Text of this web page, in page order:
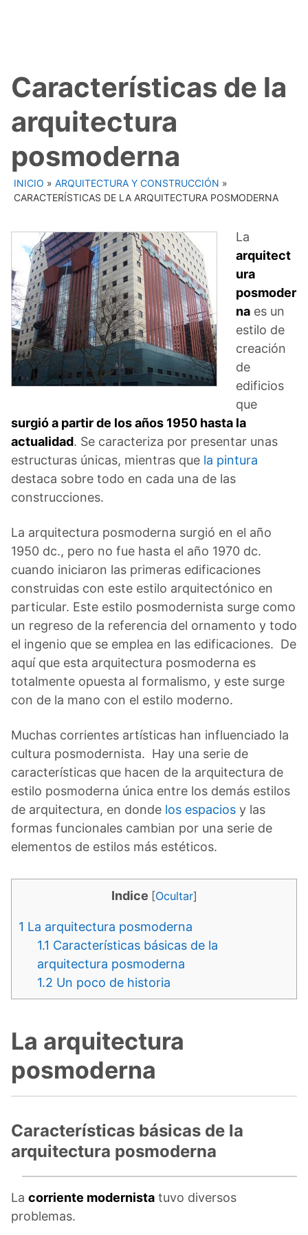
Características de la
arquitectura
posmoderna
INICIO » ARQUITECTURA Y CONSTRUCCIÓN »
CARACTERÍSTICAS DE LA ARQUITECTURA POSMODERNA
La
arquitect
ura
posmoder
na es un
estilo de
creación
de
edificios
que
surgió a partir de los años 1950 hasta la
actualidad. Se caracteriza por presentar unas
estructuras únicas, mientras que la pintura
destaca sobre todo en cada una de las
construcciones.
La arquitectura posmoderna surgió en el año
1950 dc., pero no fue hasta el año 1970 dc.
cuando iniciaron las primeras edificaciones
construidas con este estilo arquitectónico en
particular. Este estilo posmodernista surge como
un regreso de la referencia del ornamento y todo
el ingenio que se emplea en las edificaciones. De
aquí que esta arquitectura posmoderna es
totalmente opuesta al formalismo, y este surge
con de la mano con el estilo moderno.
Muchas corrientes artísticas han influenciado la
cultura posmodernista. Hay una serie de
características que hacen de la arquitectura de
estilo posmoderna única entre los demás estilos
de arquitectura, en donde los espacios y las
formas funcionales cambian por una serie de
elementos de estilos más estéticos.
Indice [Ocultar]
1 La arquitectura posmoderna
1.1 Características básicas de la
arquitectura posmoderna
1.2 Un poco de historia
La arquitectura
posmoderna
Características básicas de la
arquitectura posmoderna
La corriente modernista tuvo diversos
problemas.